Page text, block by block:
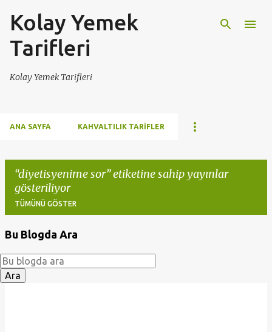
Ana içeriğe atla
Kolay Yemek
Tarifleri
Kolay Yemek Tarifleri
ANA SAYFA KAHVALTILIK TARIFLER
diyetisyenime sor etiketine sahip yayınlar
gösteriliyor
TÜMÜNÜ GÖSTER
a
y
Bu Blogda Ara